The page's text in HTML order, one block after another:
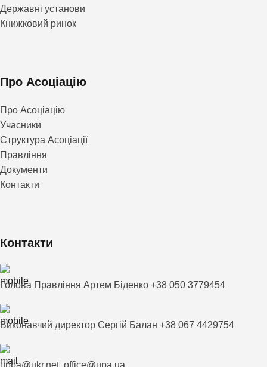
Державні установи
Книжковий ринок
Про Асоціацію
Про Асоціацію
Учасники
Структура Асоціації
Правління
Документи
Контакти
Контакти
Голова Правління Артем Біденко +38 050 3779454
Виконавчий директор Сергій Балан +38 067 4429754
upba@ukr.net, office@upa.ua